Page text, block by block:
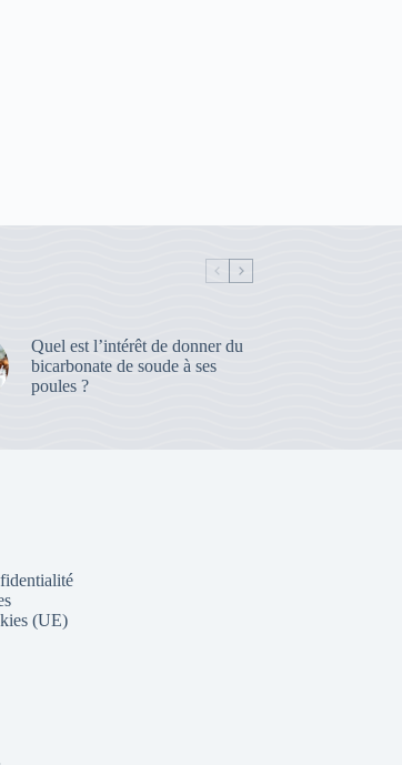
Quel est l’intérêt de donner du
bicarbonate de soude à ses
poules ?
(UE)